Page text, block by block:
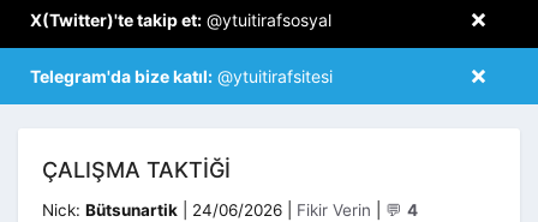
×
X(Twitter)'te takip et: @ytuitirafsosyal
×
Telegram'da bize katıl: @ytuitirafsitesi
ÇALIŞMA TAKTIĞI
Nick: Bütsunartik 24/06/2026 Kategoriler
Fikir Verin 💬 4